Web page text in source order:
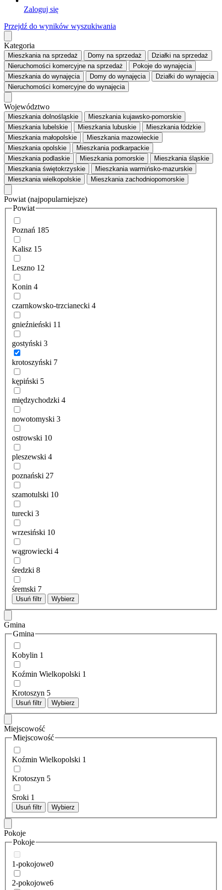
Zaloguj się
Przejdź do wyników wyszukiwania
Kategoria
Mieszkaniana sprzedaż Domy na sprzedaż Działki na sprzedaż
Nieruchomości komercyjne na sprzedaż Pokoje do wynajęcia
Mieszkaniado wynajęcia Domy do wynajęcia Działki do wynajęcia
Nieruchomości komercyjne do wynajęcia
Województwo
Mieszkania dolnośląskie
Mieszkania kujawsko-pomorskie
Mieszkania lubelskie
Mieszkania lubuskie
Mieszkania łódzkie
Mieszkania małopolskie
Mieszkania mazowieckie
Mieszkania opolskie
Mieszkania podkarpackie
Mieszkania podlaskie
Mieszkania pomorskie
Mieszkania śląskie
Mieszkania świętokrzyskie
Mieszkania warmińsko-mazurskie
Mieszkania wielkopolskie
Mieszkania zachodniopomorskie
Powiat (najpopularniejsze)
Powiat
Poznań 185
Kalisz 15
Leszno 12
Konin 4
czarnkowsko-trzcianecki 4
gnieźnieński 11
gostyński 3
krotoszyński 7
kępiński 5
międzychodzki 4
nowotomyski 3
ostrowski 10
pleszewski 4
poznański 27
szamotulski 10
turecki 3
wrzesiński 10
wągrowiecki 4
średzki 8
śremski 7
Usuń filtr Wybierz
Gmina
Gmina
Kobylin 1
Koźmin Wielkopolski 1
Krotoszyn 5
Usuń filtr Wybierz
Miejscowość
Miejscowość
Koźmin Wielkopolski 1
Krotoszyn 5
Sroki 1
Usuń filtr Wybierz
Pokoje
Pokoje
1-pokojowe0
2-pokojowe6